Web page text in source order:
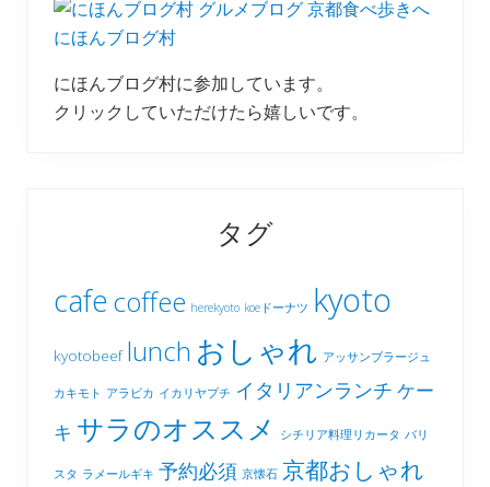
にほんブログ村
にほんブログ村に参加しています。
クリックしていただけたら嬉しいです。
タグ
cafe coffee herekyoto koeドーナツ kyoto
kyotobeef lunch おしゃれ アッサンブラージュ
カキモト アラビカ イカリヤプチ イタリアンランチ ケー
キ サラのオススメ シチリア料理リカータ バリ
スタ ラメールギキ 予約必須 京懐石 京都おしゃれ